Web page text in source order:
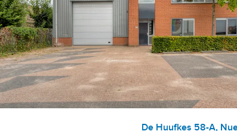
De Huufkes 58-A,